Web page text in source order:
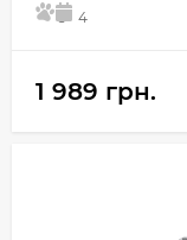
5 4
1 989 грн.